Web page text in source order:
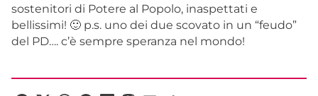
sostenitori di Potere al Popolo, inaspettati e
bellissimi! 🙂 p.s. uno dei due scovato in un “feudo”
del PD…. c’è sempre speranza nel mondo!